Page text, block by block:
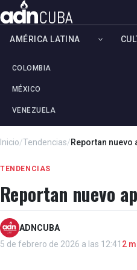
AMÉRICA LATINA
COLOMBIA
MÉXICO
VENEZUELA
Inicio/Tendencias/Reportan nuevo
TENDENCIAS
Reportan nuevo
ADNCUBA
5 de febrero de 2026 a las 12:41 2